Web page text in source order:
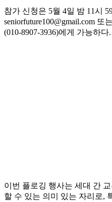
참가 신청은 5월 4일 밤 11시
seniorfuture100@gmail.com
(010-8907-3936)에게 가능하다.
이번 플로깅 행사는 세대 간
할 수 있는 의미 있는 자리로,